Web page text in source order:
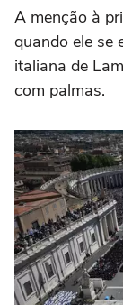
A menção à
quando ele se
italiana de
com palmas.